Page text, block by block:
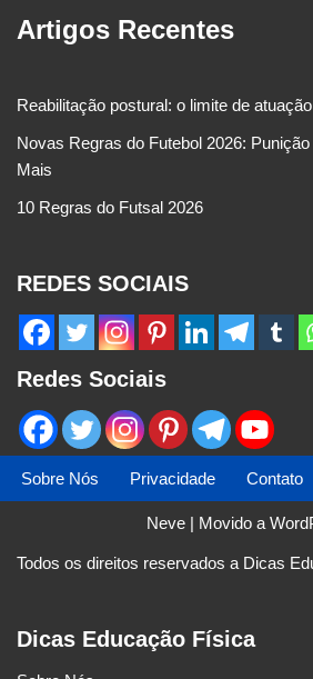
Artigos Recentes
Reabilitação postural: o limite de
Novas Regras do Futebol 2026:
Mais
10 Regras do Futsal 2026
REDES SOCIAIS
Redes Sociais
Sobre Nós Privacidade Contato
Neve| Movido a
Todos os direitos reservados a Dicas
Dicas Educação Física